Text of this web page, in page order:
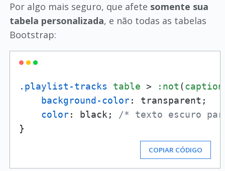
Por algo mais seguro, que afete somente sua
tabela personalizada, e não todas as tabelas
Bootstrap:
.playlist-tracks table > :not (caption
background-color: transparent;
color: black; /* texto escuro
COPIAR CÓDIGO